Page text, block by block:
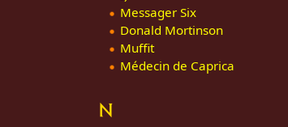
Messager Six
Donald Mortinson
Muffit
Médecin de Caprica
N